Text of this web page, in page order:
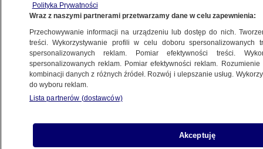
konkurencja dla X
15.11.2024, 16:56
Udostępnij
Polityka Prywatności
Wraz z naszymi partnerami przetwarzamy dane w celu zapewnienia:
Przechowywanie informacji na urządzeniu lub dostęp do nich.
treści. Wykorzystywanie profili w celu doboru spersonalizowanych
spersonalizowanych reklam. Pomiar efektywności treści.
spersonalizowanych reklam. Pomiar efektywności reklam.
kombinacji danych z różnych źródeł. Rozwój i ulepszanie usług.
do wyboru reklam.
Lista partnerów (dostawców)
Akceptuję